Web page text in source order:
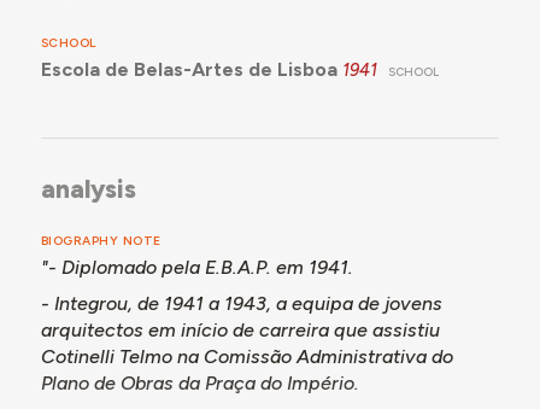
SCHOOL
Escola de Belas-Artes de Lisboa 1941 SCHOOL
analysis
BIOGRAPHY NOTE
"- Diplomado pela E.B.A.P. em 1941.
- Integrou, de 1941 a 1943, a equipa de jovens
arquitectos em início de carreira que assistiu
Cotinelli Telmo na Comissão Administrativa do
Plano de Obras da Praça do Império.